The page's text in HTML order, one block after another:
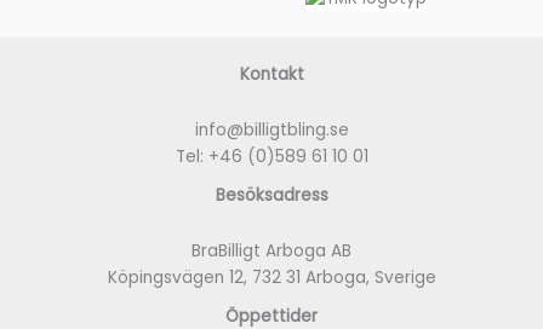
Kontakt
info@billigtbling.se
Tel: +46 (0)589 61 10 01
Besöksadress
BraBilligt Arboga AB
Köpingsvägen 12, 732 31 Arboga, Sverige
Öppettider